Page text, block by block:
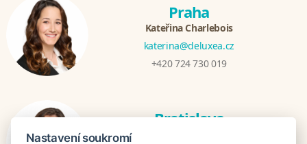
Praha
Kateřina Charlebois
katerina@deluxea.cz
+420 724 730 019
Bratislava
Nastavení soukromí